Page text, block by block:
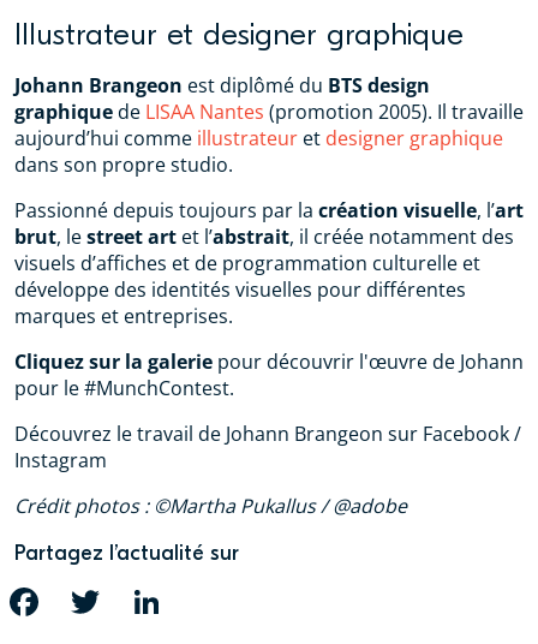
Illustrateur et designer graphique
Johann Brangeon est diplômé du BTS design
graphiquede LISAA Nantes (promotion 2005). Il travaille
aujourd’hui comme illustrateur et designer graphique
dans son propre studio.
Passionné depuis toujours par la création visuelle, l’art
brut, lestreet art et l’abstrait, il créée notamment des
visuels d’affiches et de programmation culturelle et
développe des identités visuelles pour différentes
marques et entreprises.
Cliquez sur la galerie pour découvrir l'œuvre de Johann
pour le #MunchContest.
Découvrez le travail de Johann Brangeon sur Facebook /
Instagram
Crédit photos : ©Martha Pukallus / @adobe
Partagez l’actualité sur
FACEBOOK TWITTER